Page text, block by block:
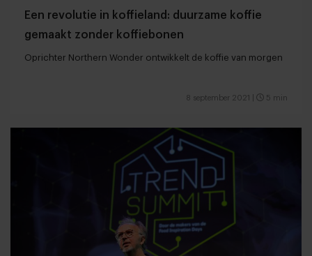
Een revolutie in koffieland: duurzame koffie
gemaakt zonder koffiebonen
Oprichter Northern Wonder ontwikkelt de koffie van morgen
8 september 2021 5 min